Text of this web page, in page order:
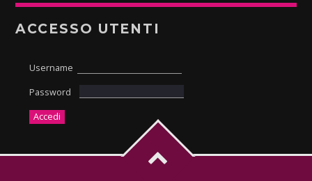
ACCESSO UTENTI
Username
Password